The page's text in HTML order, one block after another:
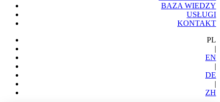
BAZA WIEDZY
USŁUGI
KONTAKT
PL
|
EN
|
DE
|
ZH